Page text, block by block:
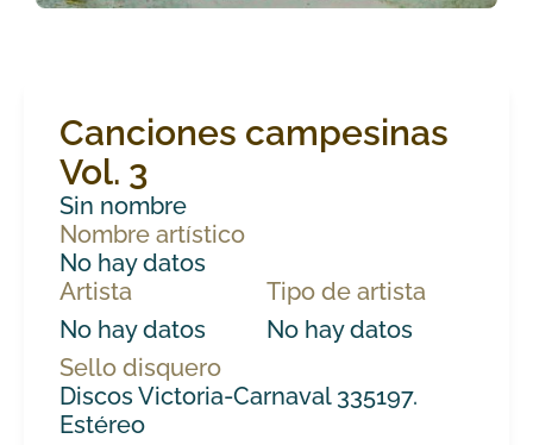
Canciones campesinas
Vol. 3
Sin nombre
Nombre artístico
No hay datos
Artista
No hay datos
Tipo de artista
No hay datos
Sello disquero
Discos Victoria-Carnaval 335197.
Estéreo